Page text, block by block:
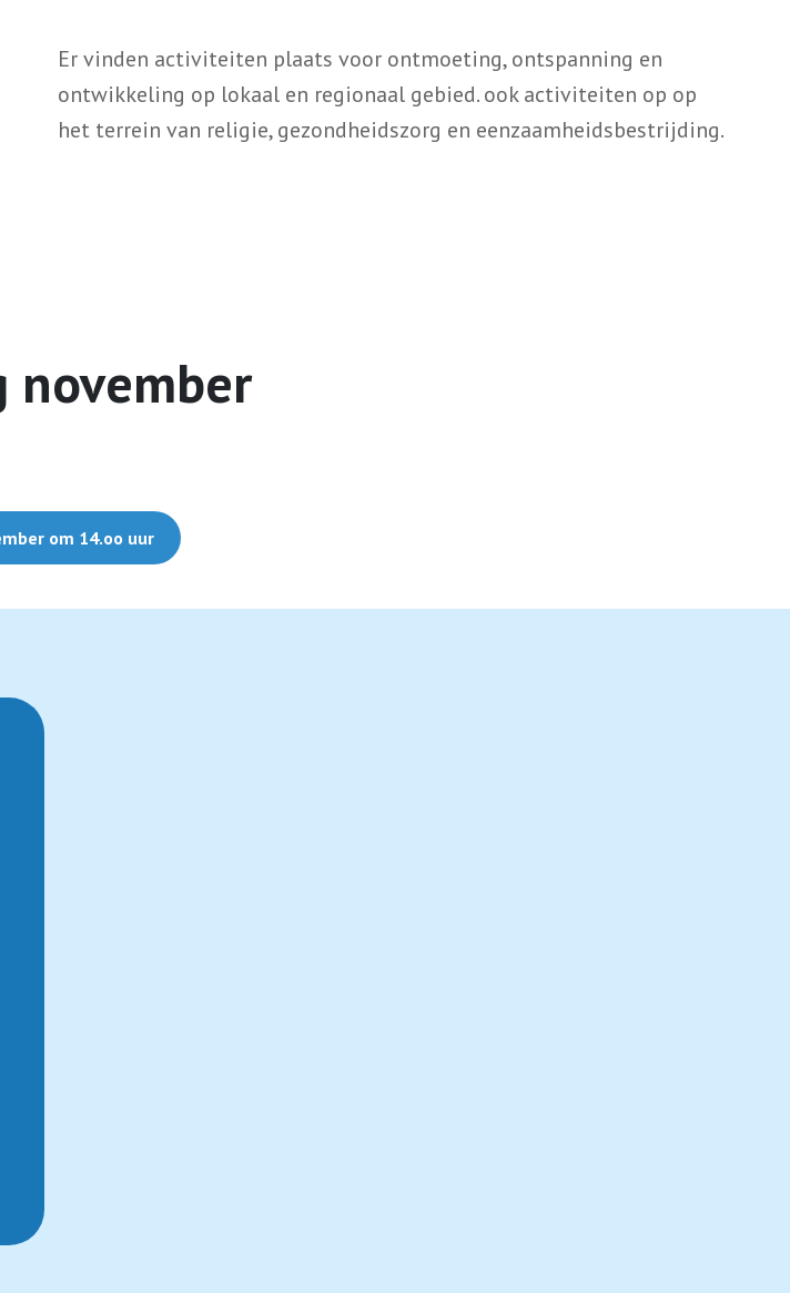
Er vinden activiteiten plaats voor ontmoeting, ontspanning en
ontwikkeling op lokaal en regionaal gebied. ook activiteiten op op
het terrein van religie, gezondheidszorg en eenzaamheidsbestrijding.
november
om 14.oo uur